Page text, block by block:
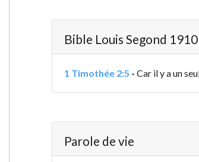
Bible Louis Segond 1910
1 Timothée 2:5 - Car il y a un
Parole de vie